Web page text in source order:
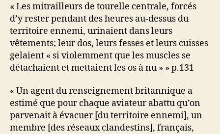
« Les mitrailleurs de tourelle centrale, forcés
d’y rester pendant des heures au-dessus du
territoire ennemi, urinaient dans leurs
vêtements; leur dos, leurs fesses et leurs cuisses
gelaient « si violemment que les muscles se
détachaient et mettaient les os à nu » » p.131
« Un agent du renseignement britannique a
estimé que pour chaque aviateur abattu qu’on
parvenait à évacuer [du territoire ennemi], un
membre [des réseaux clandestins], français,